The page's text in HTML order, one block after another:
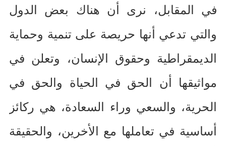
في المقابل، نرى أن هناك بعض الدول
والتي تدعي أنها حريصة على تنمية وحماية
الديمقراطية وحقوق الإنسان، وتعلن في
مواثيقها أن الحق في الحياة والحق في
الحرية، والسعي وراء السعادة، هي ركائز
أساسية في تعاملها مع الأخرين، والحقيقة